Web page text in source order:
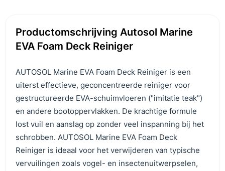
Productomschrijving Autosol Marine
EVA Foam Deck Reiniger
AUTOSOL Marine EVA Foam Deck Reiniger is een
uiterst effectieve, geconcentreerde reiniger voor
gestructureerde EVA-schuimvloeren ("imitatie teak")
en andere bootoppervlakken. De krachtige formule
lost vuil en aanslag op zonder veel inspanning bij het
schrobben. AUTOSOL Marine EVA Foam Deck
Reiniger is ideaal voor het verwijderen van typische
vervuilingen zoals vogel- en insectenuitwerpselen,